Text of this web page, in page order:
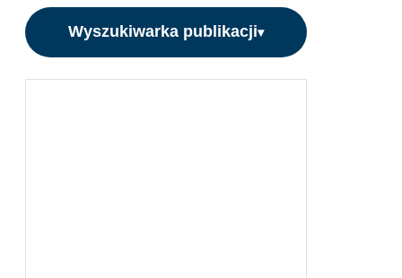
Wyszukiwarka publikacji▾